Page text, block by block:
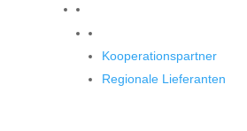
Kooperationspartner
Regionale Lieferanten